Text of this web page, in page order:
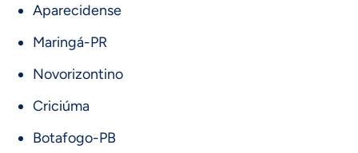
Aparecidense
Maringá-PR
Novorizontino
Criciúma
Botafogo-PB